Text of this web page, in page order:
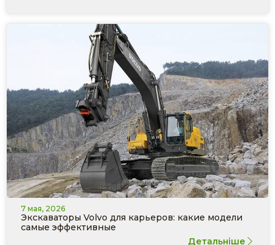
7 мая, 2026
Экскаваторы Volvo для карьеров: какие модели
самые эффективные
Детальніше